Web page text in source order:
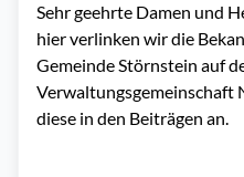
Sehr geehrte Damen und
hier verlinken wir die
Gemeinde Störnstein auf
Verwaltungsgemeinschaft